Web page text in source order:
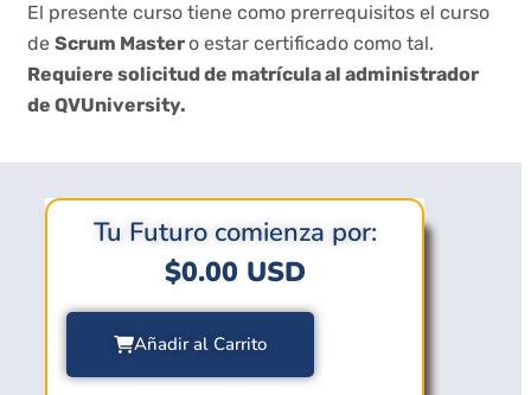
El presente curso tiene como prerrequisitos el curso
de Scrum Mastero estar certificado como tal.
Requiere solicitud de matrícula al administrador
de QVUniversity.
Tu Futuro comienza por:
$0.00 USD
Añadir al Carrito